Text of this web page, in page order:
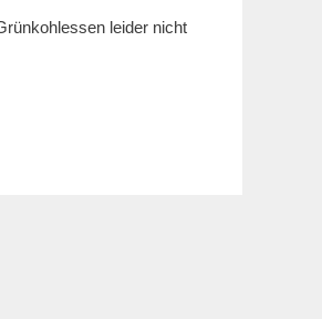
leider nicht